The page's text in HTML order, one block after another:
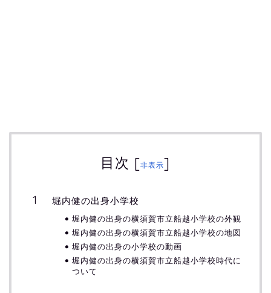
目次 [非表示]
堀内健の出身小学校
堀内健の出身の横須賀市立船越小学校の外観
堀内健の出身の横須賀市立船越小学校の地図
堀内健の出身の小学校の動画
堀内健の出身の横須賀市立船越小学校時代に
ついて